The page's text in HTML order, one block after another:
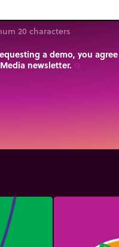
20 characters
a demo, you
newsletter. trip_origin